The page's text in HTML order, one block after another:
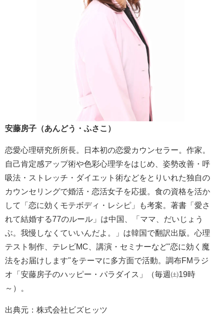
安藤房子（あんどう・ふさこ）
恋愛心理研究所所長。日本初の恋愛カウンセラー。作家。
自己肯定感アップ術や色彩心理学をはじめ、姿勢改善・呼
吸法・ストレッチ・ダイエット術などをとりいれた独自の
カウンセリングで婚活・恋活女子を応援。食の資格を活か
して「恋に効くモテボディ・レシピ」も考案。著書「愛さ
れて結婚する77のルール」は中国、「ママ、だいじょう
ぶ。我慢しなくていいんだよ。」は韓国で翻訳出版。心理
テスト制作、テレビMC、講演・セミナーなど"恋に効く魔
法をお届けします"をテーマに多方面で活動。調布FMラジ
オ「安藤房子のハッピー・パラダイス」（毎週㈯19時
～）。
出典元：株式会社ビズヒッツ